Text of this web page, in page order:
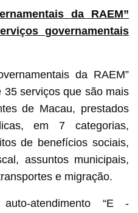
da RAEM”
governamentais
da RAEM”
serviços que são mais
de Macau, prestados
em 7 categorias,
de benefícios sociais,
assuntos municipais,
e migração.
atendimento “E -